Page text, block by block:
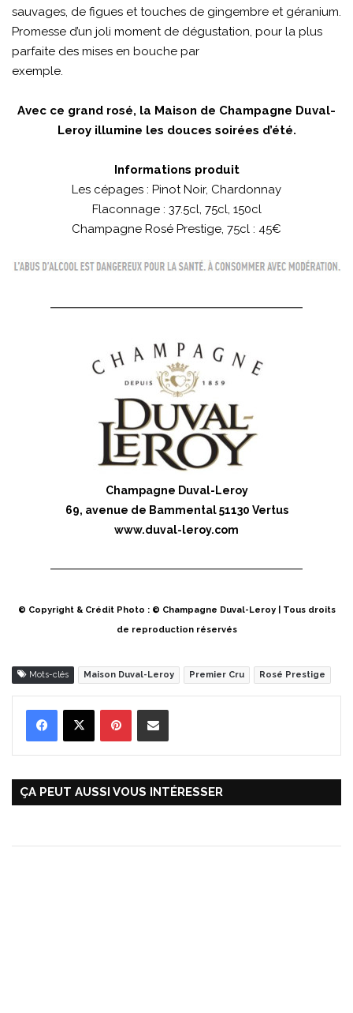
sauvages, de figues et touches de gingembre et géranium.
Promesse d’un joli moment de dégustation, pour la plus
parfaite des mises en bouche par
exemple.
Avec ce grand rosé, la Maison de Champagne Duval-
Leroy illumine les douces soirées d’été.
Informations produit
Les cépages : Pinot Noir, Chardonnay
Flaconnage : 37.5cl, 75cl, 150cl
Champagne Rosé Prestige, 75cl : 45€
Champagne Duval-Leroy
69, avenue de Bammental 51130 Vertus
www.duval-leroy.com
© Copyright & Crédit Photo : © Champagne Duval-Leroy | Tous droits
de reproduction réservés
Mots-clés Maison Duval-Leroy Premier Cru Rosé Prestige
ÇA PEUT AUSSI VOUS INTÉRESSER